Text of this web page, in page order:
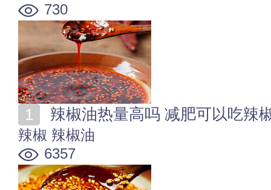
730
辣椒油热量高吗 减肥可以吃辣
辣椒 辣椒油
6357